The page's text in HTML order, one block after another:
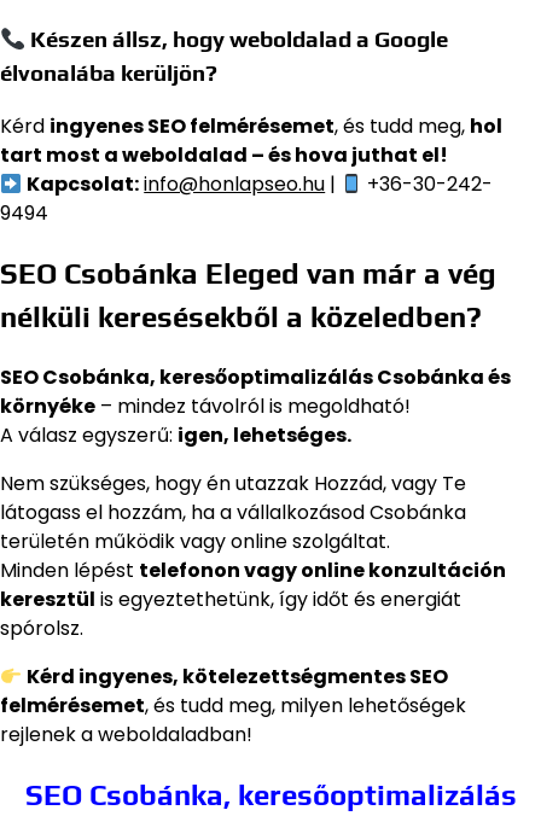
Készen állsz, hogy weboldalad a Google
élvonalába kerüljön?
Kérd ingyenes SEO felmérésemet, és tudd meg, hol
tart most a weboldalad – és hova juthat el!
Kapcsolat:info@honlapseo.hu |
+36-30-242-
9494
SEO Csobánka Eleged van már a vég
nélküli keresésekből a közeledben?
SEO Csobánka, keresőoptimalizálás Csobánka és
környéke – mindez távolról is megoldható!
A válasz egyszerű: igen, lehetséges.
Nem szükséges, hogy én utazzak Hozzád, vagy Te
látogass el hozzám, ha a vállalkozásod Csobánka
területén működik vagy online szolgáltat.
Minden lépést telefonon vagy online konzultáción
keresztül is egyeztethetünk, így időt és energiát
spórolsz.
Kérd ingyenes, kötelezettségmentes SEO
felmérésemet, és tudd meg, milyen lehetőségek
rejlenek a weboldaladban!
SEO Csobánka, keresőoptimalizálás